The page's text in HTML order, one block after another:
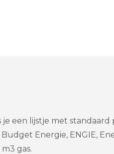
een lijstje met
Energie, ENGIE,
gas.